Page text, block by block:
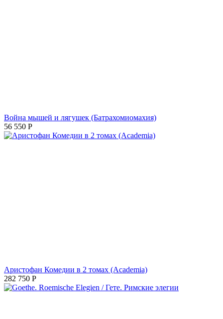
Война мышей и лягушек (Батрахомиомахия)
56 550 Р
Аристофан Комедии в 2 томах (Academia)
282 750 Р